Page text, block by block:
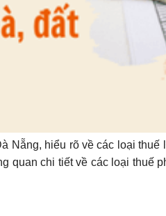
Nẵng, hiểu rõ về các loại
quan chi tiết về các loại thuế